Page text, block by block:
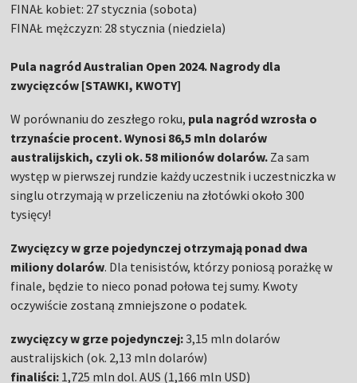
FINAŁ kobiet: 27 stycznia (sobota)
FINAŁ mężczyzn: 28 stycznia (niedziela)
Pula nagród Australian Open 2024. Nagrody dla
zwycięzców [STAWKI, KWOTY]
W porównaniu do zeszłego roku, pula nagród wzrosła o
trzynaście procent. Wynosi 86,5 mln dolarów
australijskich, czyli ok. 58 milionów dolarów. Za sam
występ w pierwszej rundzie każdy uczestnik i uczestniczka w
singlu otrzymają w przeliczeniu na złotówki około 300
tysięcy!
Zwycięzcy w grze pojedynczej otrzymają ponad dwa
miliony dolarów. Dla tenisistów, którzy poniosą porażkę w
finale, będzie to nieco ponad połowa tej sumy. Kwoty
oczywiście zostaną zmniejszone o podatek.
zwycięzcy w grze pojedynczej:3,15 mln dolarów
australijskich (ok. 2,13 mln dolarów)
finaliści: 1,725 mln dol. AUS (1,166 mln USD)